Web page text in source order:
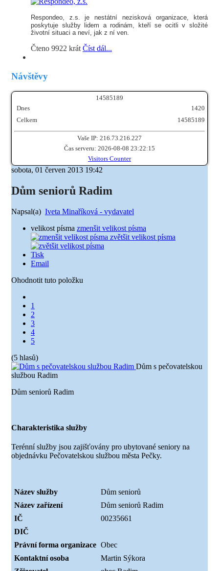
Respondeo, z.s.
je nestátní nezisková organizace, která
poskytuje služby lidem a rodinám, kteří se ocitli v složité
životní situaci a neví, jak z ní ven.
Čteno 9922 krát Číst dál...
Návštěvy
1 45851 89
Dnes
Celkem
1420
14585189
Vaše IP: 216.73.216.227
Čas serveru: 2026-08-08 23:22:15
Visitors Counter
sobota, 01 červen 2013 19:42
Dům seniorů Radim
Napsal(a) Iveta Minaříková - vydavatel
velikost písma zmenšit velikost písma
zvětšit velikost písma
Tisk
Email
Ohodnotit tuto položku
1
2
3
4
5
(5 hlasů)
Dům s pečovatelskou
službou Radim
Dům seniorů Radim
Charakteristika služby
Terénní služby jsou zajišťovány pro ubytované seniory na
objednávku Pečovatelskou službou města Pečky.
Název služby
Dům seniorů
Název zařízení
Dům seniorů Radim
IČ
00235661
DIČ
Právní forma organizace Obec
Kontaktní osoba
Martin Sýkora